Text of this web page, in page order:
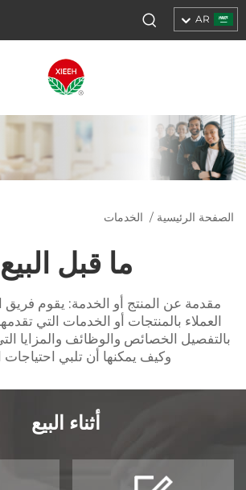
AR
الصفحة الرئيسية / الخدمات
ما قبل البيع
مقدمة عن المنتج أو الخدمة: يقوم فريق
العملاء بالمنتجات أو الخدمات التي
بالتفصيل الخصائص والوظائف والمزايا
وكيف يمكنها أن تلبي احتياجات
أثناء البيع